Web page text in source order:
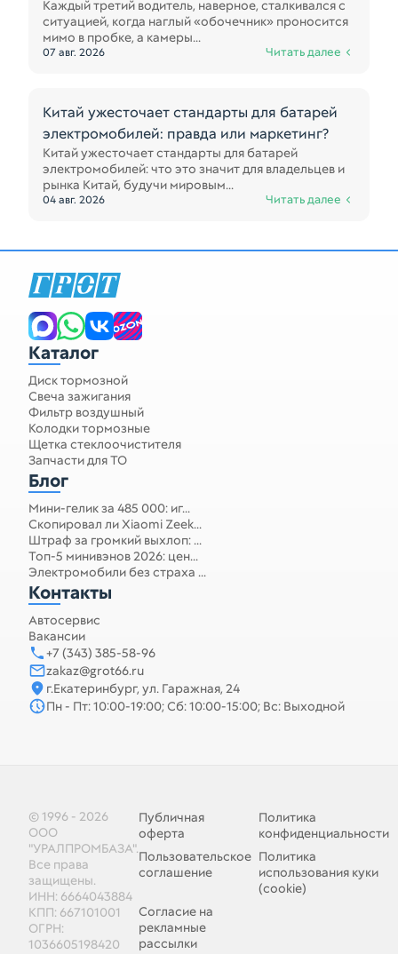
Каждый третий водитель, наверное, сталкивался с
ситуацией, когда наглый «обочечник» проносится
мимо в пробке, а камеры...
07 авг. 2026 Читать далее
Китай ужесточает стандарты для батарей
электромобилей: правда или маркетинг?
Китай ужесточает стандарты для батарей
электромобилей: что это значит для владельцев и
рынка Китай, будучи мировым...
04 авг. 2026 Читать далее
Каталог
Диск тормозной
Свеча зажигания
Фильтр воздушный
Колодки тормозные
Щетка стеклоочистителя
Запчасти для ТО
Блог
Мини-гелик за 485 000: иг...
Скопировал ли Xiaomi Zeek...
Штраф за громкий выхлоп: ...
Топ-5 минивэнов 2026: цен...
Электромобили без страха ...
Контакты
Автосервис
Вакансии
+7 (343) 385-58-96
zakaz@grot66.ru
г.Екатеринбург, ул. Гаражная, 24
Пн - Пт: 10:00-19:00; Сб: 10:00-15:00; Вс: Выходной
© 1996 - 2026
ООО
"УРАЛПРОМБАЗА".
Все права
защищены.
ИНН: 6664043884
КПП: 667101001
ОГРН:
1036605198420
Публичная
оферта
Политика
конфиденциальности
Пользовательское
соглашение
Политика
использования куки
(cookie)
Согласие на
рекламные
рассылки